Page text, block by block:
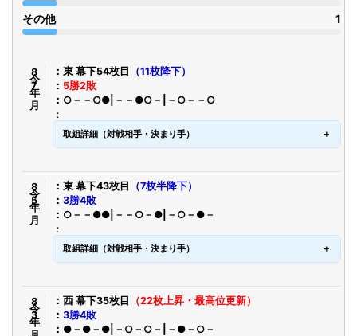
その他 1
令8年7月 東 幕下54枚目
（11枚降下）
5勝2敗
○－－○●|－－●○－|－○－－○
取組詳細（対戦相手・決まり手）
令8年5月 東 幕下43枚目
（7枚半降下）
3勝4敗
○－－●●|－－○－●|－○－●－
取組詳細（対戦相手・決まり手）
令8年3月 西 幕下35枚目
（22枚上昇・最高位更新）
3勝4敗
●－●－●|－○－○－|－●－○－